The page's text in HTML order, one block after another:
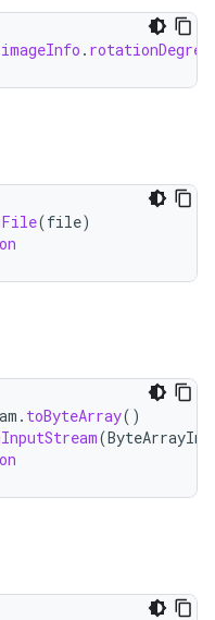
imageInfo .
(file)
. toByteArray()
(